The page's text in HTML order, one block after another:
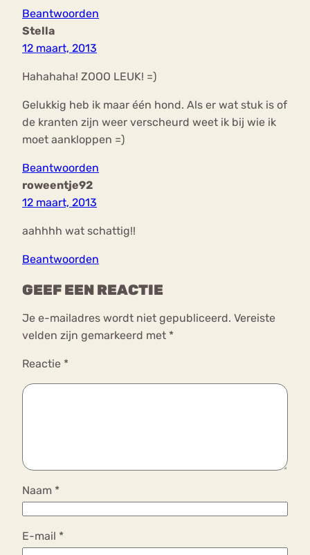
Beantwoorden
Stella
12 maart, 2013
Hahahaha! ZOOO LEUK! =)
Gelukkig heb ik maar één hond. Als er wat stuk is of
de kranten zijn weer verscheurd weet ik bij wie ik
moet aankloppen =)
Beantwoorden
roweentje92
12 maart, 2013
aahhhh wat schattig!!
Beantwoorden
GEEF EEN REACTIE
Je e-mailadres wordt niet gepubliceerd. Vereiste
velden zijn gemarkeerd met *
Reactie *
Naam *
E-mail *